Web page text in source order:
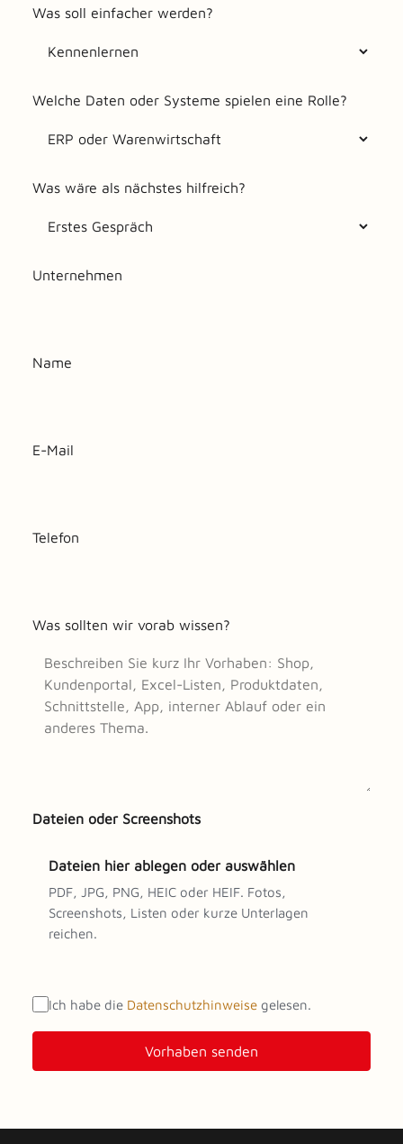
Was soll einfacher werden?
Welche Daten oder Systeme spielen eine Rolle?
Was wäre als nächstes hilfreich?
Unternehmen
Name
E-Mail
Telefon
Was sollten wir vorab wissen?
Dateien oder Screenshots
Dateien hier ablegen oder auswählen
PDF, JPG, PNG, HEIC oder HEIF. Fotos,
Screenshots, Listen oder kurze Unterlagen
reichen.
Ich habe die Datenschutzhinweise gelesen.
Vorhaben senden